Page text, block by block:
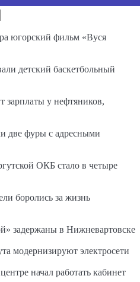
югорский фильм «Вуся
детский баскетбольный
у нефтяников,
две фуры с адресными
ОКБ стало в четыре
боролись за жизнь
задержаны в Нижневартовске
модернизируют электросети
начал работать кабинет